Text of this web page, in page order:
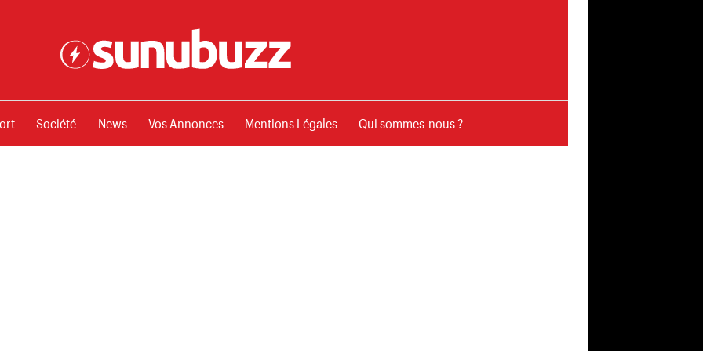
Société News Vos Annonces Mentions Légales Qui sommes-nous ?